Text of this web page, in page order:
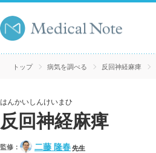
トップ 病気を調べる 反回神経麻痺
はんかいしんけいまひ
反回神経麻痺
監修： 二藤 隆春先生